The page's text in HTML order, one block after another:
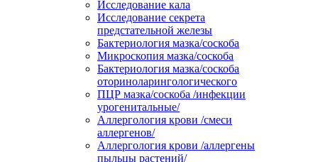
Исследование кала
Исследование секрета
предстательной железы
Бактериология мазка/соскоба
Микроскопия мазка/соскоба
Бактериология мазка/соскоба
оториноларингологического
ПЦР мазка/соскоба /инфекции
урогенитальные/
Аллергология крови /смеси
аллергенов/
Аллергология крови /аллергены
пыльцы растений/